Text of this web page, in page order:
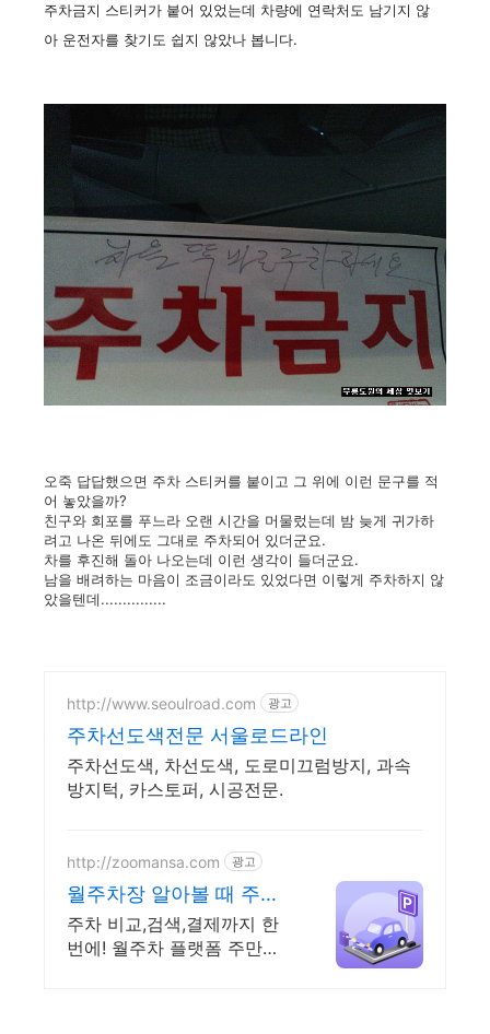
주차금지 스티커가 붙어 있었는데 차량에 연락처도 남기지 않
아 운전자를 찾기도 쉽지 않았나 봅니다.
오죽 답답했으면 주차 스티커를 붙이고 그 위에 이런 문구를 적
어 놓았을까?
친구와 회포를 푸느라 오랜 시간을 머물렀는데 밤 늦게 귀가하
려고 나온 뒤에도 그대로 주차되어 있더군요.
차를 후진해 돌아 나오는데 이런 생각이 들더군요.
남을 배려하는 마음이 조금이라도 있었다면 이렇게 주차하지 않
았을텐데...............
http://www.seoulroad.com 광고
주차선도색전문 서울로드라인
주차선도색, 차선도색, 도로미끄럼방지, 과속
방지턱, 카스토퍼, 시공전문.
http://zoomansa.com 광고
월주차장 알아볼 때 주만
사 월주차장 검색부터 예
약까지
주차 비교,검색,결제까지 한
번에! 월주차 플랫폼 주만사